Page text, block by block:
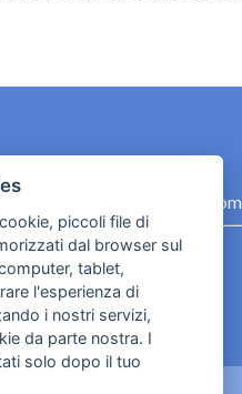
e informativa privacy
piccoli file di
dal browser sul
tablet,
l'esperienza di
i nostri servizi,
da parte nostra. I
solo dopo il tuo